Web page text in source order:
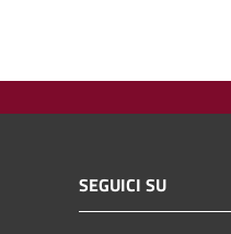
SEGUICI SU